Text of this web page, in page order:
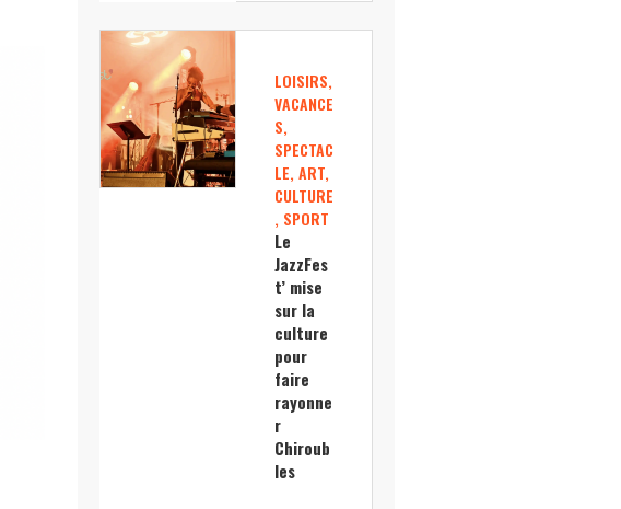
LOISIRS,
VACANCE
S,
SPECTAC
LE, ART,
CULTURE
, SPORT
Le
JazzFes
t’ mise
sur la
culture
pour
faire
rayonne
r
Chiroub
les